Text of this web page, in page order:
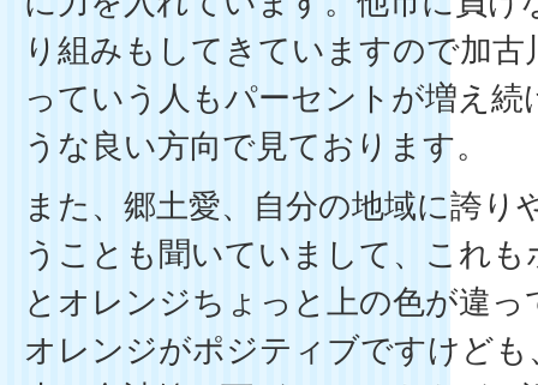
り組みもしてきていますので加
っていう人もパーセントが増え
うな良い方向で見ております。
また、郷土愛、自分の地域に誇り
うことも聞いていまして、これ
とオレンジちょっと上の色が違
オレンジがポジティブですけど